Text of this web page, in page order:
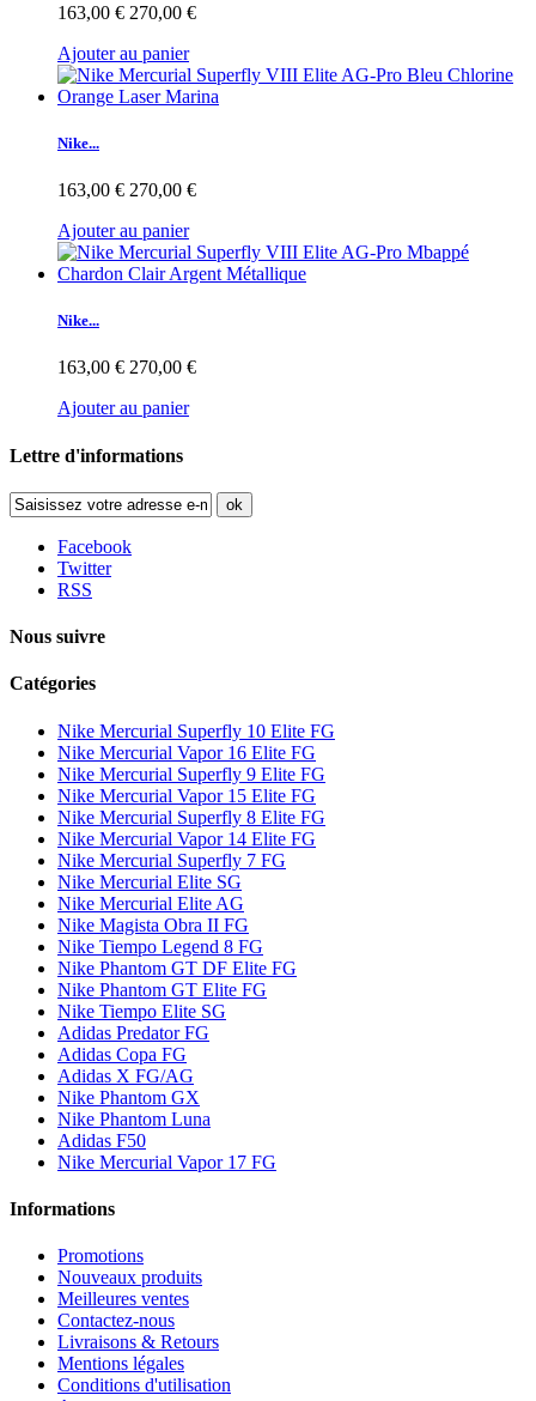
163,00 € 270,00 €
Ajouter au panier
Nike...
163,00 € 270,00 €
Ajouter au panier
Nike...
163,00 € 270,00 €
Ajouter au panier
Lettre d'informations
ok
Facebook
Twitter
RSS
Nous suivre
Catégories
Nike Mercurial Superfly 10 Elite FG
Nike Mercurial Vapor 16 Elite FG
Nike Mercurial Superfly 9 Elite FG
Nike Mercurial Vapor 15 Elite FG
Nike Mercurial Superfly 8 Elite FG
Nike Mercurial Vapor 14 Elite FG
Nike Mercurial Superfly 7 FG
Nike Mercurial Elite SG
Nike Mercurial Elite AG
Nike Magista Obra II FG
Nike Tiempo Legend 8 FG
Nike Phantom GT DF Elite FG
Nike Phantom GT Elite FG
Nike Tiempo Elite SG
Adidas Predator FG
Adidas Copa FG
Adidas X FG/AG
Nike Phantom GX
Nike Phantom Luna
Adidas F50
Nike Mercurial Vapor 17 FG
Informations
Promotions
Nouveaux produits
Meilleures ventes
Contactez-nous
Livraisons & Retours
Mentions légales
Conditions d'utilisation